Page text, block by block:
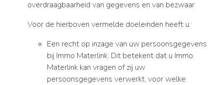
overdraagbaarheid van gegevens en van bezwaar
Voor de hierboven vermelde doeleinden heeft u:
Een recht op inzage van uw persoonsgegevens
bij Immo Materlink. Dit betekent dat u Immo
Materlink kan vragen of zij uw
persoonsgegevens verwerkt, voor welke